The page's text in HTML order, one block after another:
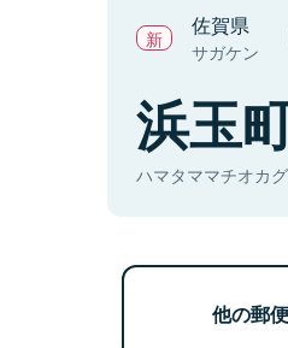
佐賀県
サガケン
浜玉
ハマタママチオカ
他の郵